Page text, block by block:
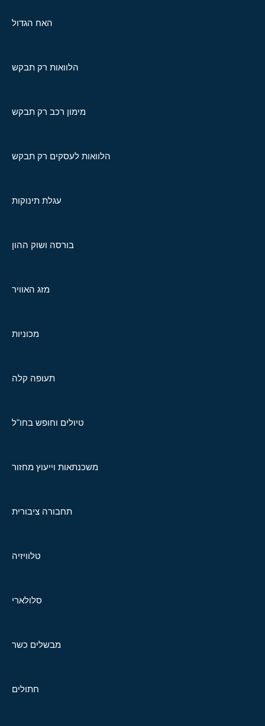
האח הגדול
הלוואות רק תבקש
מימון רכב רק תבקש
הלוואות לעסקים רק תבקש
עגלת תינוקות
בורסה ושוק ההון
מזג האוויר
מכוניות
תעופה קלה
טיולים וחופש בחו"ל
משכנתאות וייעוץ מחזור
תחבורה ציבורית
טלוויזיה
סלולארי
מבשלים כשר
חתולים